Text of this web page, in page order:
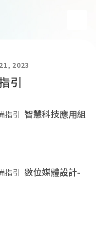
2023
引
指引 智慧科技應用組
指引 數位媒體設計-